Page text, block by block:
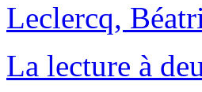
Leclercq,
La lecture à